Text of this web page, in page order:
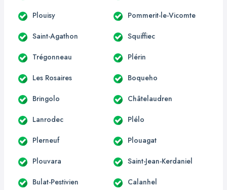
Plouisy Pommerit-le-Vicomte
Saint-Agathon Squiffiec
Trégonneau Plérin
Les Rosaires Boqueho
Bringolo Châtelaudren
Lanrodec Plélo
Plerneuf Plouagat
Plouvara Saint-Jean-Kerdaniel
Bulat-Pestivien Calanhel